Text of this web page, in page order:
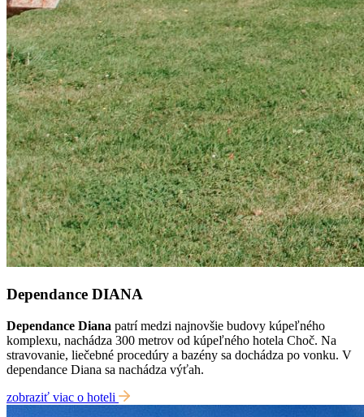
Dependance DIANA
Dependance Diana patrí medzi najnovšie budovy kúpeľného
komplexu, nachádza 300 metrov od kúpeľného hotela Choč. Na
stravovanie, liečebné procedúry a bazény sa dochádza po vonku. V
dependance Diana sa nachádza výťah.
zobraziť viac o hoteli